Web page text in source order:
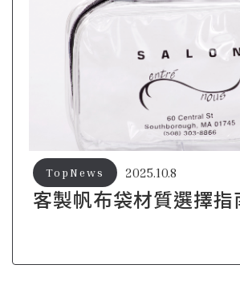
客製帆布袋材質選擇指
2025.10.8
TopNews